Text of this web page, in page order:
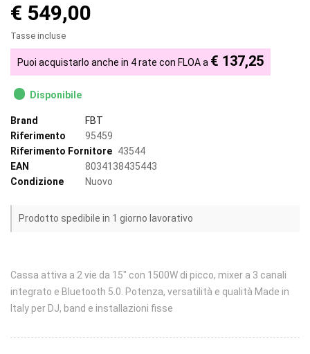
€ 549,00
Tasse incluse
Puoi acquistarlo anche in 4 rate con FLOA a € 137,25
Disponibile
Brand
FBT
Riferimento
95459
Riferimento Fornitore 43544
EAN
8034138435443
Condizione
Nuovo
Prodotto spedibile in 1 giorno lavorativo
Cassa attiva a 2 vie da 15" con 1500W di picco, mixer a 3 canali
integrato e Bluetooth 5.0. Potenza, versatilità e qualità Made in
Italy per DJ, band e installazioni fisse